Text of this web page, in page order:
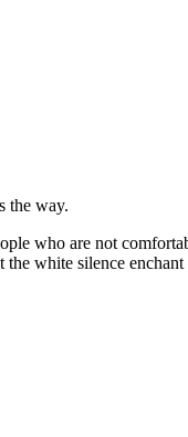
the way.
who are not
white silence